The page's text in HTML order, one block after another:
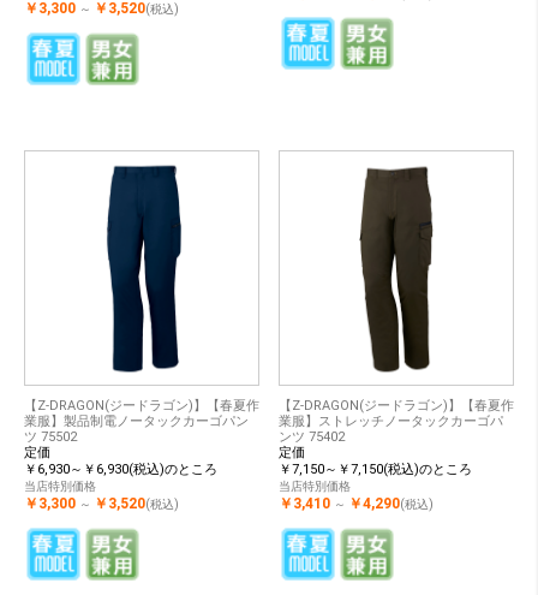
￥3,300 ～ ￥3,520(税込)
【Z-DRAGON(ジードラゴン)】【春夏作
業服】製品制電ノータックカーゴパン
ツ 75502
定価
￥6,930～￥6,930(税込)のところ
当店特別価格
￥3,300 ～ ￥3,520(税込)
【Z-DRAGON(ジードラゴン)】【春夏作
業服】ストレッチノータックカーゴパ
ンツ 75402
定価
￥7,150～￥7,150(税込)のところ
当店特別価格
￥3,410 ～ ￥4,290(税込)